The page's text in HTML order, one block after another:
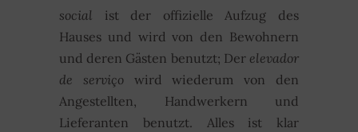
social ist der offizielle Aufzug des
Hauses und wird von den Bewohnern
und deren Gästen benutzt; Der elevador
de serviço wird wiederum von den
Angestellten, Handwerkern und
Lieferanten benutzt. Alles ist klar